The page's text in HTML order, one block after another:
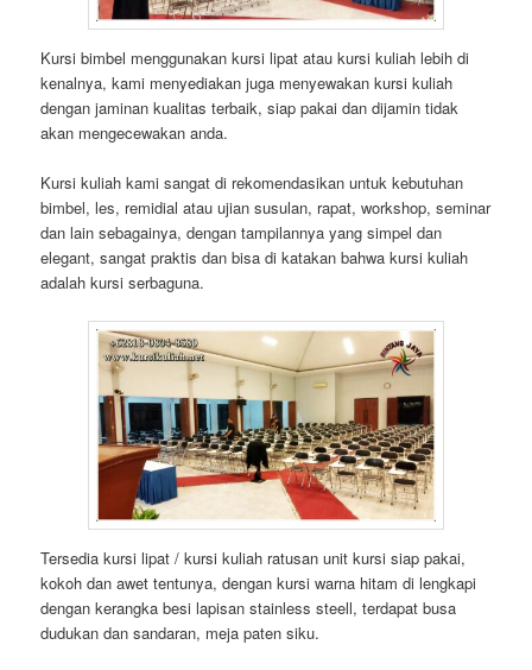
Kursi bimbel menggunakan kursi lipat atau kursi kuliah lebih di
kenalnya, kami menyediakan juga menyewakan kursi kuliah
dengan jaminan kualitas terbaik, siap pakai dan dijamin tidak
akan mengecewakan anda.
Kursi kuliah kami sangat di rekomendasikan untuk kebutuhan
bimbel, les, remidial atau ujian susulan, rapat, workshop, seminar
dan lain sebagainya, dengan tampilannya yang simpel dan
elegant, sangat praktis dan bisa di katakan bahwa kursi kuliah
adalah kursi serbaguna.
Tersedia kursi lipat / kursi kuliah ratusan unit kursi siap pakai,
kokoh dan awet tentunya, dengan kursi warna hitam di lengkapi
dengan kerangka besi lapisan stainless steell, terdapat busa
dudukan dan sandaran, meja paten siku.